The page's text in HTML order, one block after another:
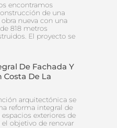
encontramos
de una
nueva con una
818 metros
El proyecto se
De Fachada Y
Costa De La
arquitectónica se
reforma integral de
exteriores de
objetivo de renovar